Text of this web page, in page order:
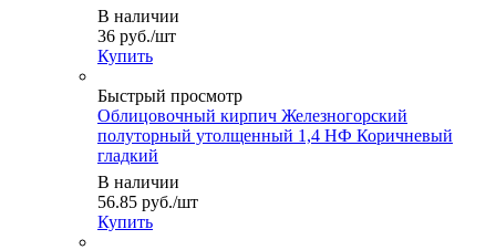
В наличии
36 руб./шт
Купить
Быстрый просмотр
Облицовочный кирпич Железногорский
полуторный утолщенный 1,4 НФ Коричневый
гладкий
В наличии
56.85 руб./шт
Купить